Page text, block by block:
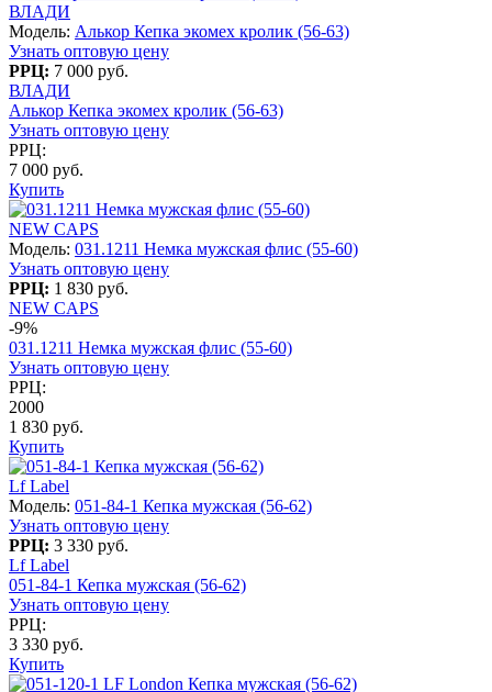
ВЛАДИ
Модель: Алькор Кепка экомех кролик (56-63)
Узнать оптовую цену
РРЦ: 7 000 руб.
ВЛАДИ
Алькор Кепка экомех кролик (56-63)
Узнать оптовую цену
РРЦ:
7 000 руб.
Купить
NEW CAPS
Модель: 031.1211 Немка мужская флис (55-60)
Узнать оптовую цену
РРЦ: 1 830 руб.
NEW CAPS
-9%
031.1211 Немка мужская флис (55-60)
Узнать оптовую цену
РРЦ:
2000
1 830 руб.
Купить
Lf Label
Модель: 051-84-1 Кепка мужская (56-62)
Узнать оптовую цену
РРЦ: 3 330 руб.
Lf Label
051-84-1 Кепка мужская (56-62)
Узнать оптовую цену
РРЦ:
3 330 руб.
Купить